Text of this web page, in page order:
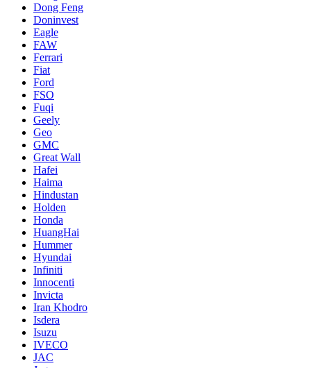
Dong Feng
Doninvest
Eagle
FAW
Ferrari
Fiat
Ford
FSO
Fuqi
Geely
Geo
GMC
Great Wall
Hafei
Haima
Hindustan
Holden
Honda
HuangHai
Hummer
Hyundai
Infiniti
Innocenti
Invicta
Iran Khodro
Isdera
Isuzu
IVECO
JAC